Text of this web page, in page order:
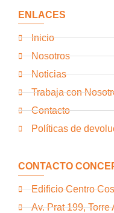
ENLACES
Inicio
Nosotros
Noticias
Trabaja con
Contacto
Políticas de
CONTACTO
Edificio Centro
Av. Prat 199, Torre